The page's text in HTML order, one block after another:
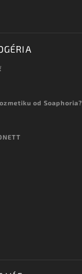
od Soaphoria?